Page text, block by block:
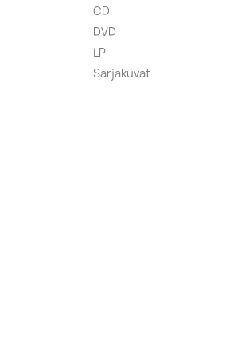
CD
DVD
LP
Sarjakuvat